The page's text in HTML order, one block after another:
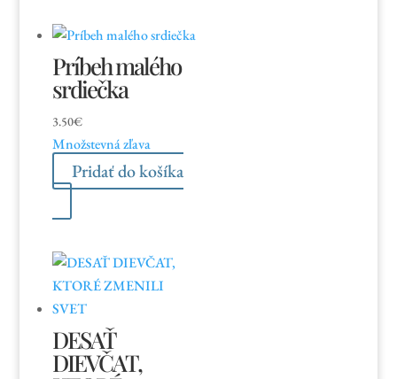
Príbeh malého
srdiečka
3.50€
Množstevná zľava
Pridať do košíka
DESAŤ
DIEVČAT,